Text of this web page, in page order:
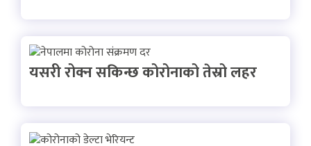
यसरी रोक्न सकिन्छ कोरोनाको तेस्रो लहर